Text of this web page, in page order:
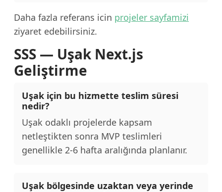
Daha fazla referans icin projeler sayfamizi
ziyaret edebilirsiniz.
SSS — Uşak Next.js
Geliştirme
Uşak için bu hizmette teslim süresi
nedir?
Uşak odaklı projelerde kapsam
netleştikten sonra MVP teslimleri
genellikle 2-6 hafta aralığında planlanır.
Uşak bölgesinde uzaktan veya yerinde